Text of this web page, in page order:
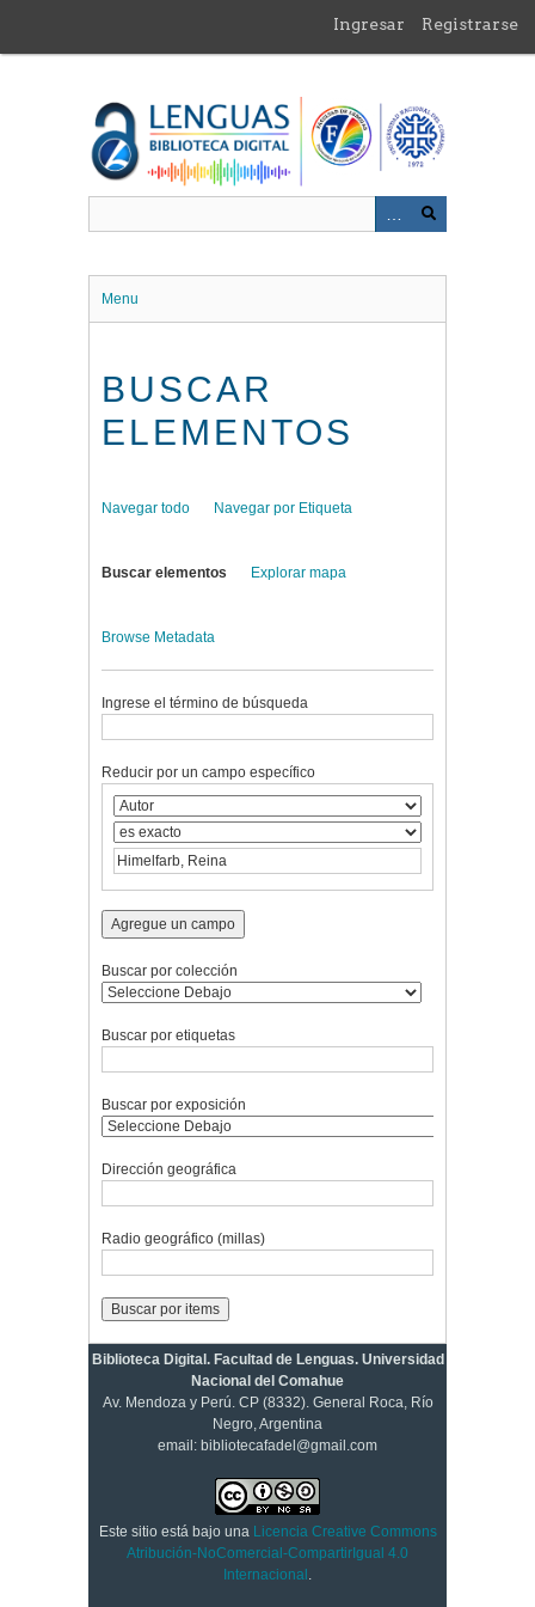
contenido
Ingresar Registrarse
Menu
BUSCAR
ELEMENTOS
Navegar todo Navegar por Etiqueta
Buscar elementos Explorar mapa
Browse Metadata
Ingrese el término de búsqueda
Reducir por un campo específico
Agregue un campo
Buscar por colección
Buscar por etiquetas
Buscar por exposición
Dirección geográfica
Radio geográfico (millas)
Biblioteca Digital. Facultad de Lenguas. Universidad
Nacional del Comahue
Av. Mendoza y Perú. CP (8332). General Roca, Río
Negro, Argentina
email: bibliotecafadel@gmail.com
Este sitio está bajo una Licencia Creative Commons
Atribución-NoComercial-CompartirIgual 4.0
Internacional .